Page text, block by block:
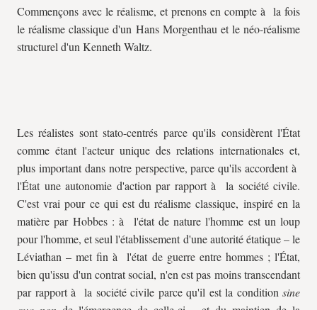
Commençons avec le réalisme, et prenons en compte à la fois
le réalisme classique d'un Hans Morgenthau et le néo-réalisme
structurel d'un Kenneth Waltz.
Les réalistes sont stato-centrés parce qu'ils considèrent l'État
comme étant l'acteur unique des relations internationales et,
plus important dans notre perspective, parce qu'ils accordent à
l'État une autonomie d'action par rapport à la société civile.
C'est vrai pour ce qui est du réalisme classique, inspiré en la
matière par Hobbes : à l'état de nature l'homme est un loup
pour l'homme, et seul l'établissement d'une autorité étatique – le
Léviathan – met fin à l'état de guerre entre hommes ; l'État,
bien qu'issu d'un contrat social, n'en est pas moins transcendant
par rapport à la société civile parce qu'il est la condition sine